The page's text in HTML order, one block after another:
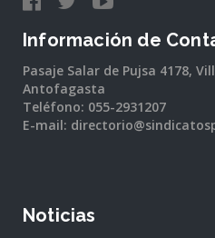
Información de
Pasaje Salar de Pujsa 4178,
Antofagasta
Teléfono: 055-2931207
E-mail:
Noticias